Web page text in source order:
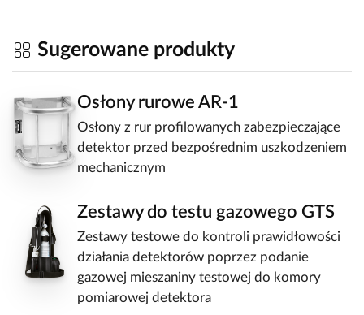
Sugerowane produkty
Osłony rurowe AR-1
Osłony z rur profilowanych zabezpieczające
detektor przed bezpośrednim uszkodzeniem
mechanicznym
Zestawy do testu gazowego GTS
Zestawy testowe do kontroli prawidłowości
działania detektorów poprzez podanie
gazowej mieszaniny testowej do komory
pomiarowej detektora